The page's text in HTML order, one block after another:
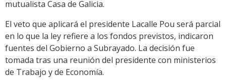
mutualista Casa de Galicia.
El veto que aplicará el presidente Lacalle Pou será parcial
en lo que la ley refiere a los fondos previstos, indicaron
fuentes del Gobierno a Subrayado. La decisión fue
tomada tras una reunión del presidente con ministerios
de Trabajo y de Economía.